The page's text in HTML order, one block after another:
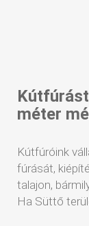
méter
Kútfúróink
fúrását,
talajon,
Ha Süttő